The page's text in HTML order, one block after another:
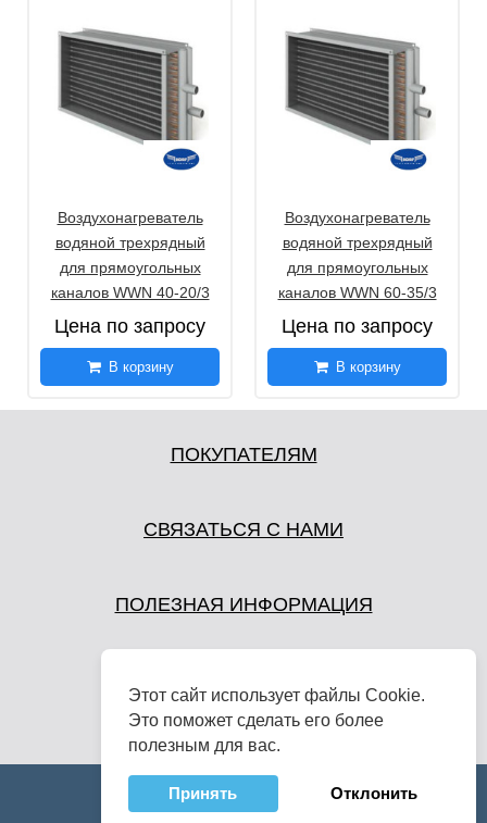
Воздухонагреватель
водяной трехрядный
для прямоугольных
каналов WWN 40-20/3
Цена по запросу
В корзину
Воздухонагреватель
водяной трехрядный
для прямоугольных
каналов WWN 60-35/3
Цена по запросу
В корзину
ПОКУПАТЕЛЯМ
СВЯЗАТЬСЯ С НАМИ
ПОЛЕЗНАЯ ИНФОРМАЦИЯ
Этот сайт использует файлы Cookie.
Это поможет сделать его более
полезным для вас.
Принять Отклонить